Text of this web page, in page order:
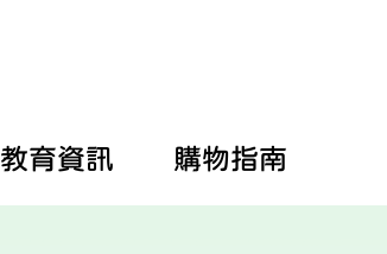
教育資訊 購物指南